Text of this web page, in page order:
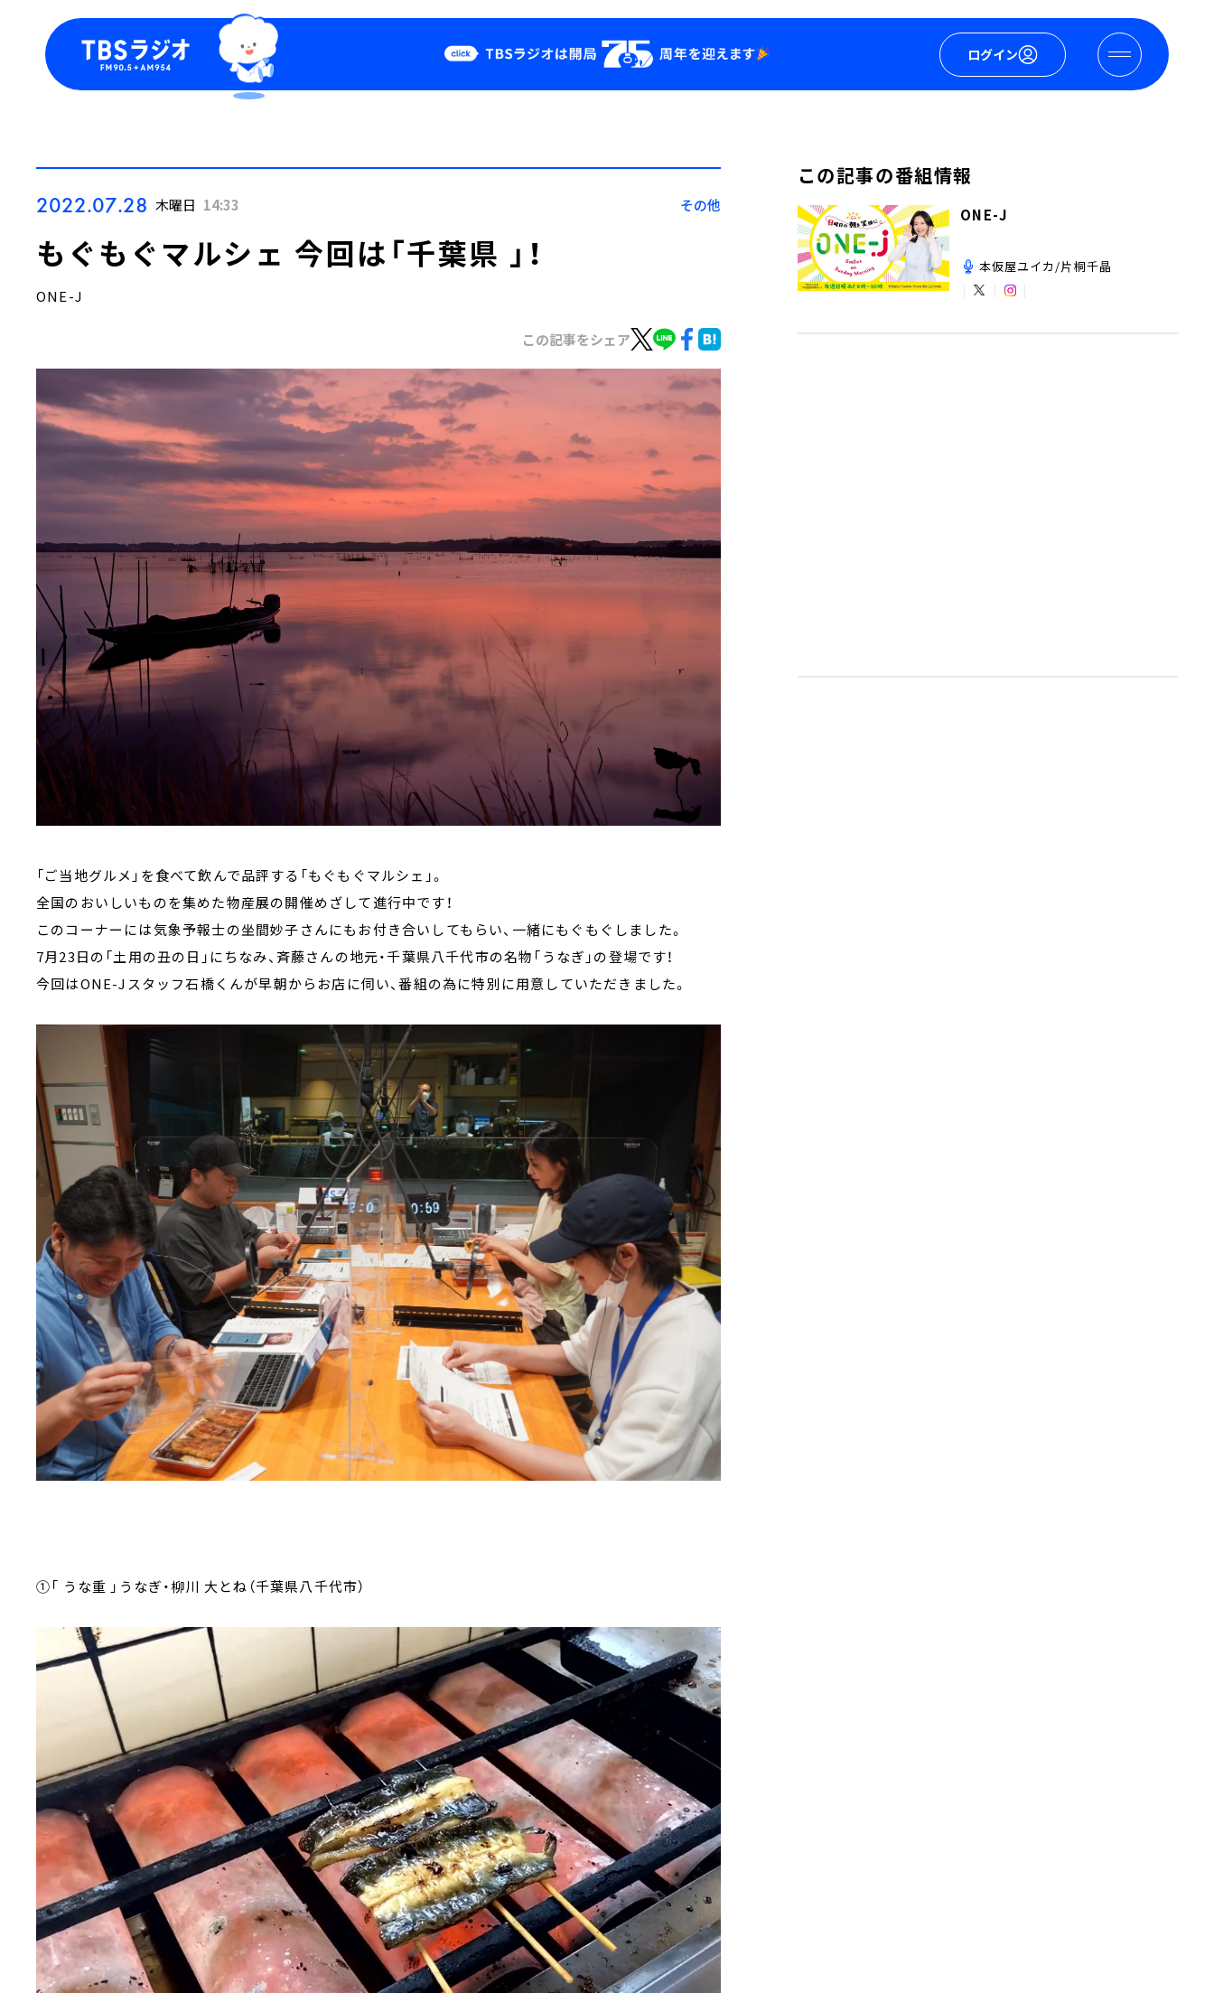
ログイン
Podcast
YouTube
2022.07.28 木曜日 14:33 その他
もぐもぐマルシェ 今回は「千葉県 」！
ONE-J
この記事をシェア
「ご当地グルメ」を食べて飲んで品評する「もぐもぐマルシェ」。
全国のおいしいものを集めた物産展の開催めざして進行中です！
このコーナーには気象予報士の坐間妙子さんにもお付き合いしてもらい、一緒にもぐもぐしました。
7月23日の「土用の丑の日」にちなみ、斉藤さんの地元・千葉県八千代市の名物「うなぎ」の登場です！
今回はONE-Jスタッフ石橋くんが早朝からお店に伺い、番組の為に特別に用意していただきました。
①「 うな重 」うなぎ・柳川 大とね（千葉県八千代市）
この記事の番組情報
ONE-J
本仮屋ユイカ/片桐千晶